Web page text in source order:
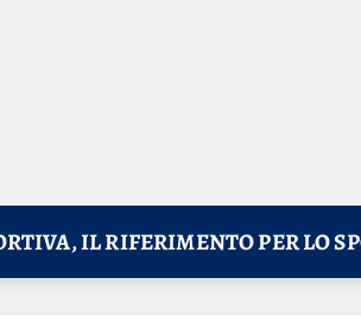
IL RIFERIMENTO PER LO